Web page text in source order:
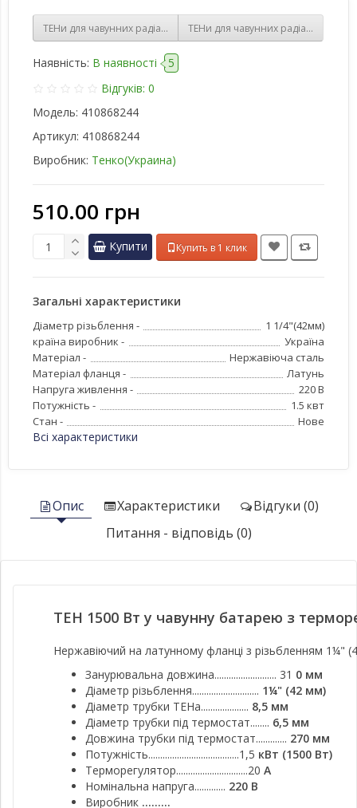
ТЕНи для чавунних радіаторів 1200 w з терморегулятором, з
ТЕНи для чавунних радіаторів
Наявність: В наявності
5
Відгуків: 0
Модель: 410868244
Артикул: 410868244
Виробник: Тенко(Украина)
510.00 грн
Купити Купить в 1 клик
Загальні характеристики
Діаметр різьблення -
1 1/4"(42мм)
країна виробник -
Україна
Матеріал -
Нержавіюча сталь
Матеріал фланця -
Латунь
Напруга живлення -
220 В
Потужність -
1.5 квт
Стан -
Нове
Всі характеристики
Опис Характеристики
Відгуки (0)
Питання - відповідь (0)
ТЕН 1500 Вт у чавунну батарею з
Нержавіючий на латунному фланці з різьбленням 1¼"
Занурювальна довжина.......................... 31 0 мм
Діаметр різьблення............................ 1¼" (42 мм)
Діаметр трубки ТЕНа.................... 8,5 мм
Діаметр трубки під термостат........ 6,5 мм
Довжина трубки під термостат............. 270 мм
Потужність......................................1,5 кВт (1500 Вт)
Терморегулятор..............................20 А
Номінальна напруга............. 220 В
Виробник .........